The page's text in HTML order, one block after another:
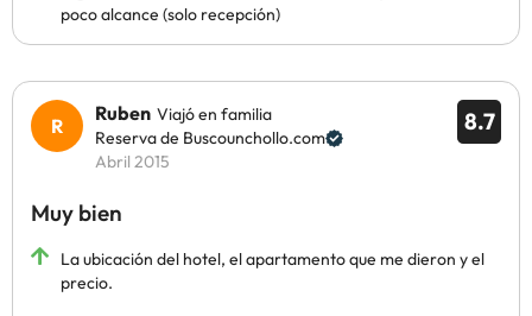
poco alcance (solo recepción)
8.7
Ruben Viajó en familia
Reserva de Buscounchollo.com
Abril 2015
Muy bien
La ubicación del hotel, el apartamento que me dieron y el
precio.